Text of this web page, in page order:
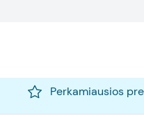
Perkamiausios